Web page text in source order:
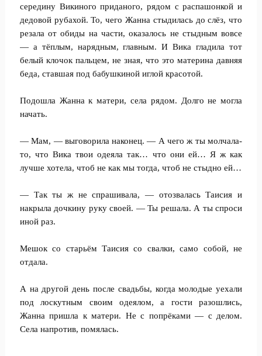
середину Викиного приданого, рядом с распашонкой и
дедовой рубахой. То, чего Жанна стыдилась до слёз, что
резала от обиды на части, оказалось не стыдным вовсе
— а тёплым, нарядным, главным. И Вика гладила тот
белый клочок пальцем, не зная, что это материна давняя
беда, ставшая под бабушкиной иглой красотой.
Подошла Жанна к матери, села рядом. Долго не могла
начать.
— Мам, — выговорила наконец. — А чего ж ты молчала-
то, что Вика твои одеяла так… что они ей… Я ж как
лучше хотела, чтоб не как мы тогда, чтоб не стыдно ей…
— Так ты ж не спрашивала, — отозвалась Таисия и
накрыла дочкину руку своей. — Ты решала. А ты спроси
иной раз.
Мешок со старьём Таисия со свалки, само собой, не
отдала.
А на другой день после свадьбы, когда молодые уехали
под лоскутным своим одеялом, а гости разошлись,
Жанна пришла к матери. Не с попрёками — с делом.
Села напротив, помялась.